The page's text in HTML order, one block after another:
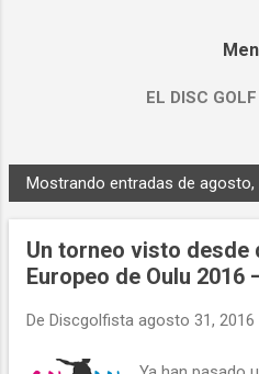
EL DISC GOLF
E
n
Mostrando entradas de agosto,
Un torneo visto desde
Europeo de Oulu 2016
De Discgolfista agosto 31, 2016